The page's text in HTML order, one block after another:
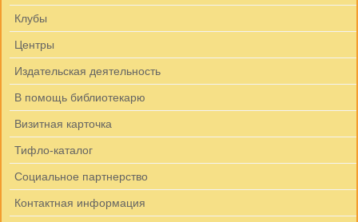
Клубы
Центры
Издательская деятельность
В помощь библиотекарю
Визитная карточка
Тифло-каталог
Социальное партнерство
Контактная информация